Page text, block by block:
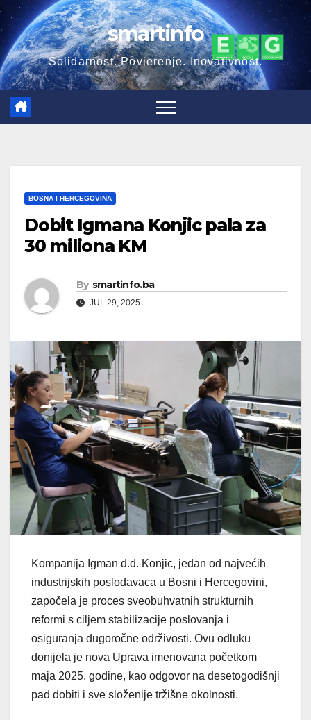
Skip
to
content
smartinfo
Solidarnost. Povjerenje. Inovativnost.
BOSNA I HERCEGOVINA
Dobit Igmana Konjic pala za
30 miliona KM
By smartinfo.ba
JUL 29, 2025
Kompanija Igman d.d. Konjic, jedan od najvećih
industrijskih poslodavaca u Bosni i Hercegovini,
započela je proces sveobuhvatnih strukturnih
reformi s ciljem stabilizacije poslovanja i
osiguranja dugoročne održivosti. Ovu odluku
donijela je nova Uprava imenovana početkom
maja 2025. godine, kao odgovor na desetogodišnji
pad dobiti i sve složenije tržišne okolnosti.